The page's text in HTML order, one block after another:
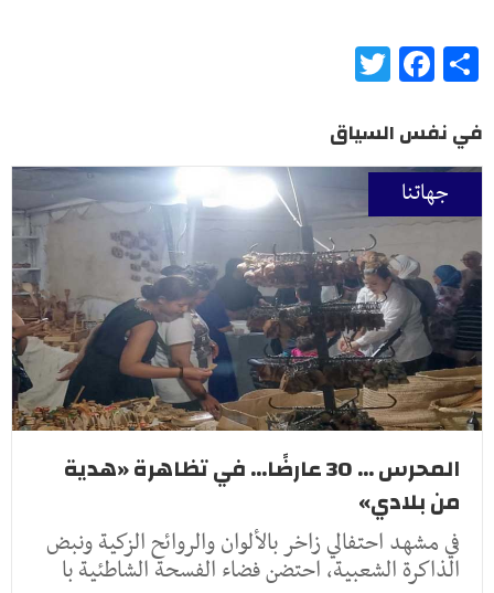
Share
Facebook
في نفس السياق
جهاتنا
المحرس ... 30 عارضًا... في تظاهرة «هدية
من بلادي»
في مشهد احتفالي زاخر بالألوان والروائح الزكية ونبض
الذاكرة الشعبية، احتضن فضاء الفسحة الشاطئية با